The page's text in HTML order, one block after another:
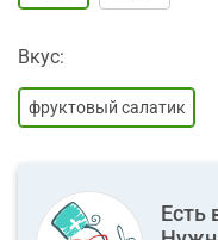
Вкус:
фруктовый салатик
Есть